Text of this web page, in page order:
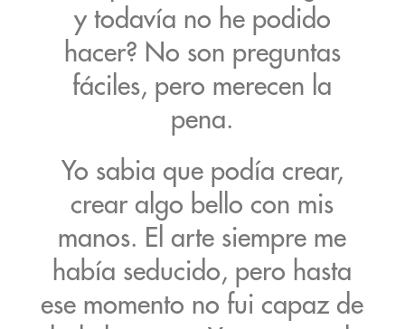
y todavía no he podido
hacer? No son preguntas
fáciles, pero merecen la
pena.
Yo sabia que podía crear,
crear algo bello con mis
manos. El arte siempre me
había seducido, pero hasta
ese momento no fui capaz de